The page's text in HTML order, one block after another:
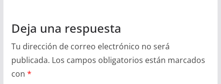
Deja una respuesta
Tu dirección de correo electrónico no será
publicada. Los campos obligatorios están marcados
con *